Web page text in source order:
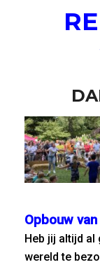
Opbouw
Heb jij altijd al
wereld te